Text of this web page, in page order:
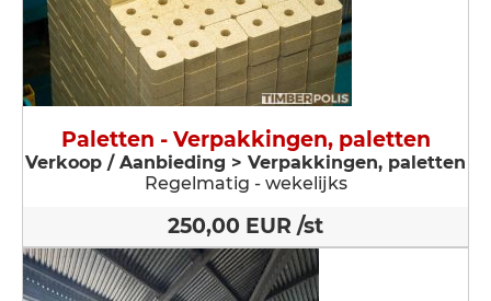
Paletten - Verpakkingen, paletten
Verkoop / Aanbieding > Verpakkingen, paletten
Regelmatig - wekelijks
250,00 EUR /st